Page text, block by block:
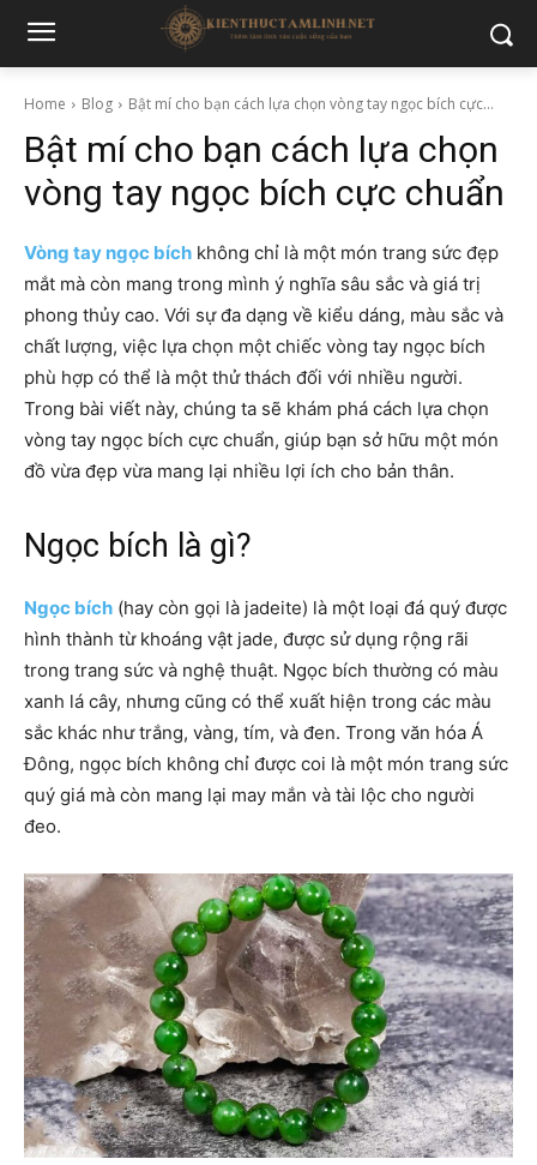
Home Blog Bật mí cho bạn cách lựa chọn vòng tay ngọc bích cực...
Bật mí cho bạn cách lựa chọn
vòng tay ngọc bích cực chuẩn
Vòng tay ngọc bích không chỉ là một món trang sức đẹp
mắt mà còn mang trong mình ý nghĩa sâu sắc và giá trị
phong thủy cao. Với sự đa dạng về kiểu dáng, màu sắc và
chất lượng, việc lựa chọn một chiếc vòng tay ngọc bích
phù hợp có thể là một thử thách đối với nhiều người.
Trong bài viết này, chúng ta sẽ khám phá cách lựa chọn
vòng tay ngọc bích cực chuẩn, giúp bạn sở hữu một món
đồ vừa đẹp vừa mang lại nhiều lợi ích cho bản thân.
Ngọc bích là gì?
Ngọc bích (hay còn gọi là jadeite) là một loại đá quý được
hình thành từ khoáng vật jade, được sử dụng rộng rãi
trong trang sức và nghệ thuật. Ngọc bích thường có màu
xanh lá cây, nhưng cũng có thể xuất hiện trong các màu
sắc khác như trắng, vàng, tím, và đen. Trong văn hóa Á
Đông, ngọc bích không chỉ được coi là một món trang sức
quý giá mà còn mang lại may mắn và tài lộc cho người
đeo.